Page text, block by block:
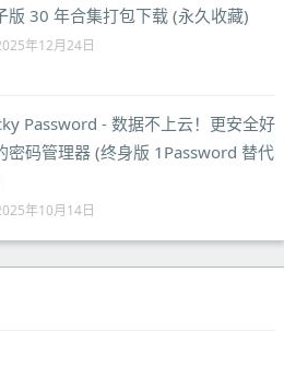
版 30 年合集打包下载 (永久收藏)
年12月24日
Password - 数据不上云！更安全好
密码管理器 (终身版 1Password 替代
年10月14日